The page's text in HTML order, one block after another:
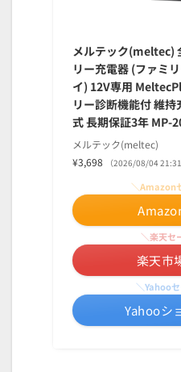
メルテック(meltec)
リー充電器 (ファミ
イ) 12V専用
リー診断機能付 維
式 長期保証3年 MP-
メルテック(meltec)
¥3,698
（2026/08/04
＼Amazon
＼楽天セ
楽天市
＼Yahoo
Yahooシ